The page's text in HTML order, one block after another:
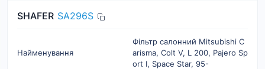
SHAFER SA296S
Найменування
Фільтр салонний Mitsubishi C
arisma, Colt V, L 200, Pajero Sp
ort I, Space Star, 95-